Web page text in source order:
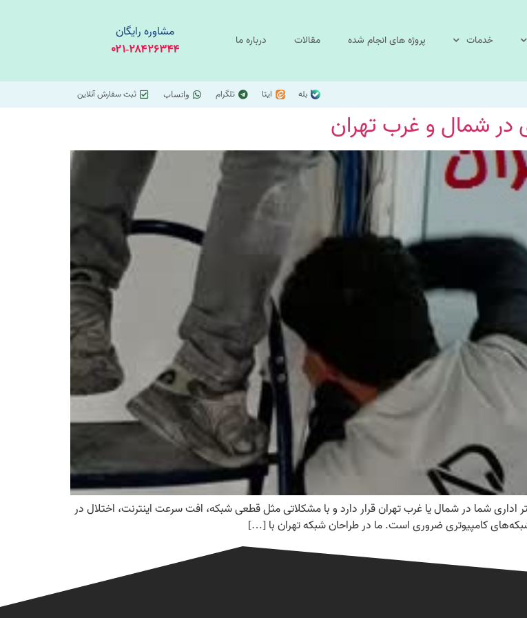
خدمات پروژه های انجام شده مقالات درباره ما
مشاوره رایگان
۰۲۱-۲۸۴۲۶۳۴۴
بله ایتا تلگرام واتساپ ثبت سفارش آنلاین
در شمال و غرب تهران
شما در شمال یا غرب تهران قرار دارد و با مشکلاتی مثل قطعی شبکه، افت سرعت اینترنت، اختلال در
کامپیوتری ضروری است. ما در طراحان شبکه تهران با […]